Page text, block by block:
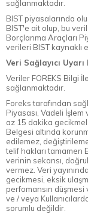
sağlanmaktadır.
BIST piyasalarında
BIST'e ait olup, bu
Borçlanma Araçları
verileri BIST kaynaklı
Veri Sağlayıcı Uyarı
Veriler FOREKS Bilgi
sağlanmaktadır.
Foreks tarafından
Piyasası, Vadeli
az 15 dakika
Belgesi altında
edilemez,
telif hakları tamamen
verinin sekansı,
vermez. Veri
gecikmesi, eksik
perfomansın düşmesi
ve / veya
sorumlu değildir.